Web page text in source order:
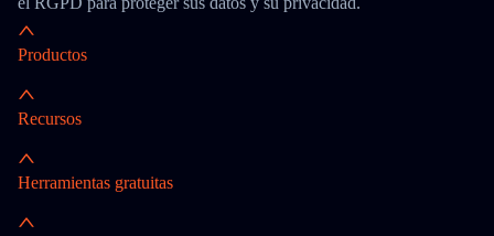
Productos
Recursos
Herramientas gratuitas